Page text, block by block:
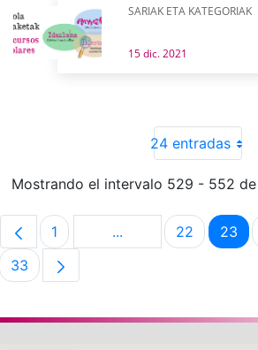
SARIAK ETA KATEGORIAK
15 dic. 2021
24 entradas
Mostrando el intervalo 529 - 552
Página
1 ...Páginas intermedias
Página
22 23
Página
33